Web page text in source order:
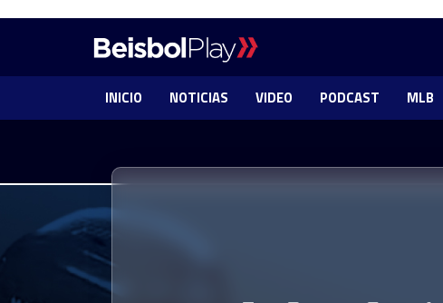
INICIO NOTICIAS VIDEO PODCAST MLB